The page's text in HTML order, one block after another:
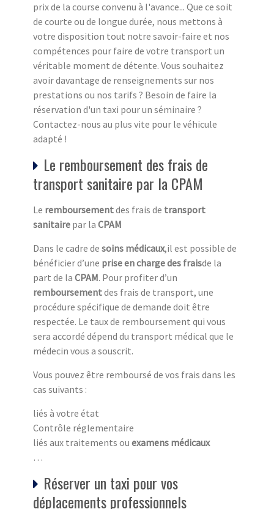
prix de la course convenu à l'avance... Que ce soit
de courte ou de longue durée, nous mettons à
votre disposition tout notre savoir-faire et nos
compétences pour faire de votre transport un
véritable moment de détente. Vous souhaitez
avoir davantage de renseignements sur nos
prestations ou nos tarifs ? Besoin de faire la
réservation d'un taxi pour un séminaire ?
Contactez-nous au plus vite pour le véhicule
adapté !
Le remboursement des frais de
transport sanitaire par la CPAM
Le remboursementdes frais de transport
sanitaire par la CPAM
Dans le cadre de soins médicaux,il est possible de
bénéficier d’une prise en charge des fraisde la
part de la CPAM. Pour profiter d’un
remboursementdes frais de transport, une
procédure spécifique de demande doit être
respectée. Le taux de remboursement qui vous
sera accordé dépend du transport médical que le
médecin vous a souscrit.
Vous pouvez être remboursé de vos frais dans les
cas suivants :
liés à votre état
Contrôle réglementaire
liés aux traitements ou examens médicaux
…
Réserver un taxi pour vos
déplacements professionnels